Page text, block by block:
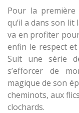
Pour la
qu’il a dans son lit
va en profiter
enfin le respect
Suit une série
s’efforcer de
magique de son
cheminots, aux
clochards.